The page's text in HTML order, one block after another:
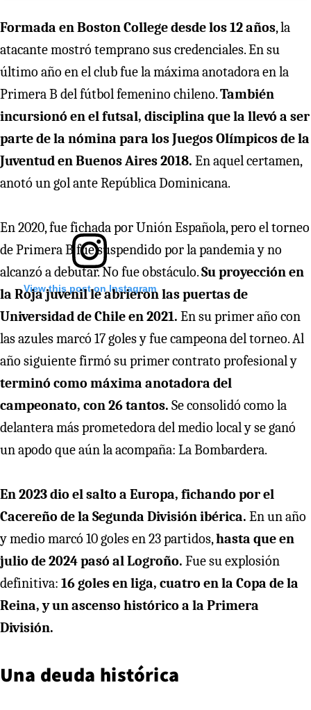
View this post on Instagram
Formada en Boston College desde los 12 años, la
atacante mostró temprano sus credenciales. En su
último año en el club fue la máxima anotadora en la
Primera B del fútbol femenino chileno.También
incursionó en el futsal, disciplina que la llevó a ser
parte de la nómina para los Juegos Olímpicos de la
Juventud en Buenos Aires 2018. En aquel certamen,
anotó un gol ante República Dominicana.
En 2020, fue fichada por Unión Española, pero el torneo
de Primera B fue suspendido por la pandemia y no
alcanzó a debutar. No fue obstáculo.Su proyección en
la Roja juvenil le abrieron las puertas de
Universidad de Chile en 2021. En su primer año con
las azules marcó 17 goles y fue campeona del torneo. Al
año siguiente firmó su primer contrato profesional y
terminó como máxima anotadora del
campeonato, con 26 tantos. Se consolidó como la
delantera más prometedora del medio local y se ganó
un apodo que aún la acompaña: La Bombardera.
En 2023 dio el salto a Europa, fichando por el
Cacereño de la Segunda División ibérica. En un año
y medio marcó 10 goles en 23 partidos,hasta que en
julio de 2024 pasó al Logroño. Fue su explosión
definitiva: 16 goles en liga, cuatro en la Copa de la
Reina, y un ascenso histórico a la Primera
División.
Una deuda histórica